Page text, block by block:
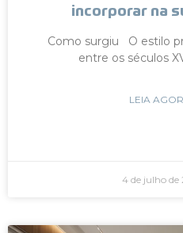
incorporar na
Como surgiu O estilo
entre os séculos
LEIA
4 de julho de